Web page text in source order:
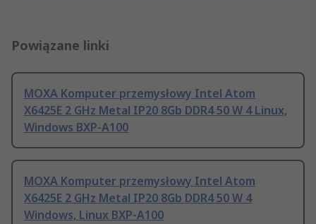
Powiązane linki
MOXA Komputer przemysłowy Intel Atom
X6425E 2 GHz Metal IP20 8Gb DDR4 50 W 4 Linux,
Windows BXP-A100
MOXA Komputer przemysłowy Intel Atom
X6425E 2 GHz Metal IP20 8Gb DDR4 50 W 4
Windows, Linux BXP-A100